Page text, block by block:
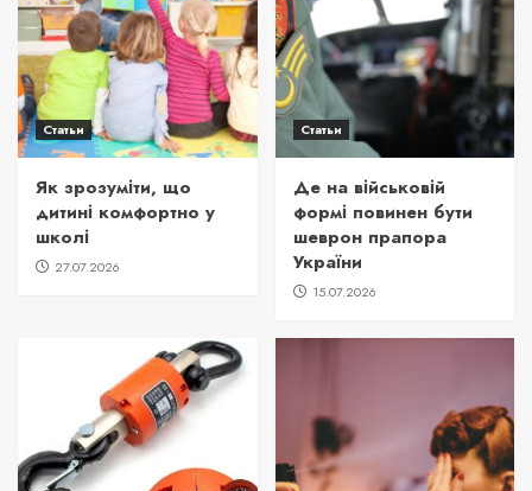
Статьи
Як зрозуміти, що
дитині комфортно у
школі
27.07.2026
Статьи
Де на військовій
формі повинен бути
шеврон прапора
України
15.07.2026